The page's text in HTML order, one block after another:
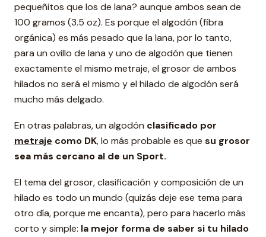
pequeñitos que los de lana? aunque ambos sean de
100 gramos (3.5 oz). Es porque el algodón (fibra
orgánica) es más pesado que la lana, por lo tanto,
para un ovillo de lana y uno de algodón que tienen
exactamente el mismo metraje, el grosor de ambos
hilados no será el mismo y el hilado de algodón será
mucho más delgado.
En otras palabras, un algodón clasificado por
metraje como DK, lo más probable es que su grosor
sea más cercano al de un Sport.
El tema del grosor, clasificación y composición de un
hilado es todo un mundo (quizás deje ese tema para
otro día, porque me encanta), pero para hacerlo más
corto y simple: la mejor forma de saber si tu hilado